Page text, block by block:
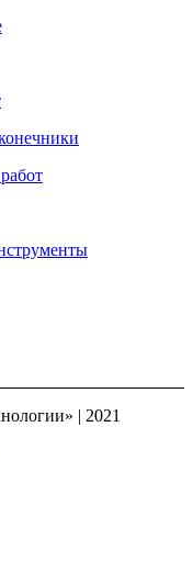
| 2021